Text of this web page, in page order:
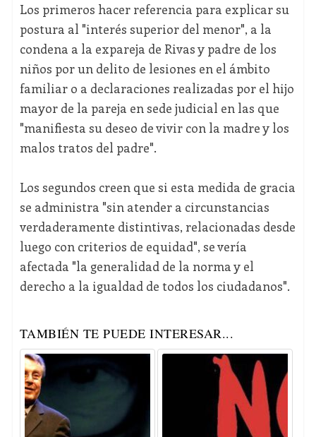
Los primeros hacer referencia para explicar su
postura al "interés superior del menor", a la
condena a la expareja de Rivas y padre de los
niños por un delito de lesiones en el ámbito
familiar o a declaraciones realizadas por el hijo
mayor de la pareja en sede judicial en las que
"manifiesta su deseo de vivir con la madre y los
malos tratos del padre".
Los segundos creen que si esta medida de gracia
se administra "sin atender a circunstancias
verdaderamente distintivas, relacionadas desde
luego con criterios de equidad", se vería
afectada "la generalidad de la norma y el
derecho a la igualdad de todos los ciudadanos".
TAMBIÉN TE PUEDE INTERESAR...